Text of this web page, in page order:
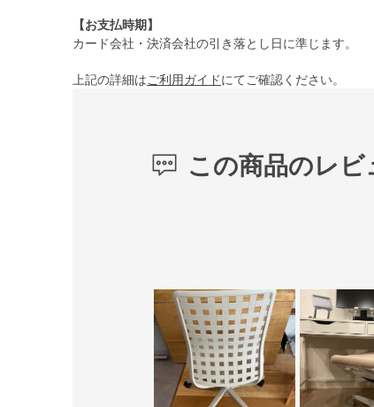
【お支払時期】
カード会社・決済会社の引き落とし日に準じます。
上記の詳細はご利用ガイドにてご確認ください。
この商品のレビ